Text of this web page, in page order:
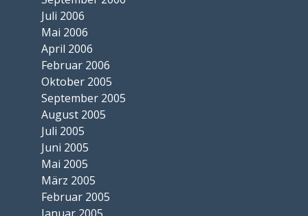
Juli 2006
Mai 2006
April 2006
Februar 2006
Oktober 2005
September 2005
August 2005
Juli 2005
Juni 2005
Mai 2005
März 2005
Februar 2005